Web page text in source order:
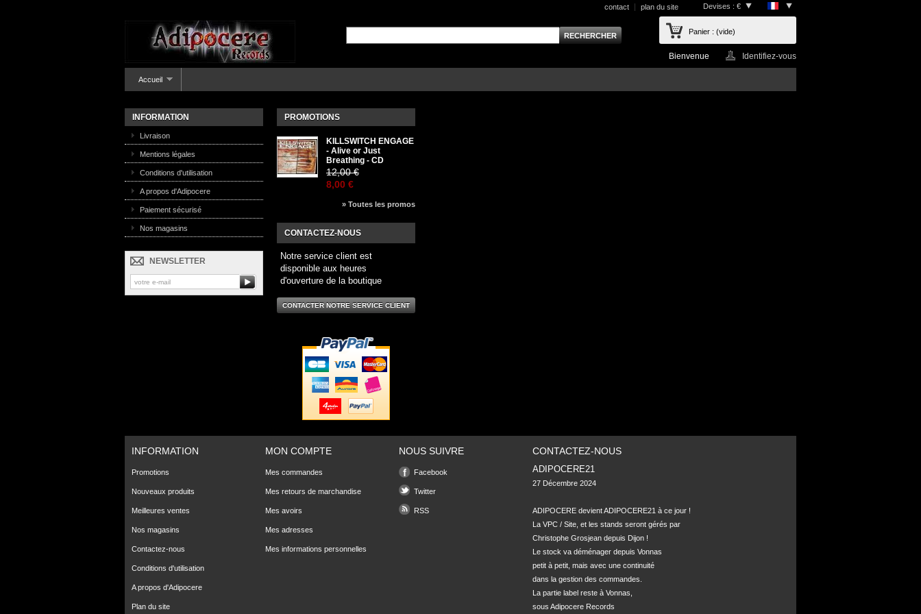
Devises : €
contact plan du site
Panier : (vide)
Bienvenue Identifiez-vous
Accueil
INFORMATION
Livraison
Mentions légales
Conditions d'utilisation
A propos d'Adipocere
Paiement sécurisé
Nos magasins
NEWSLETTER
PROMOTIONS
KILLSWITCH ENGAGE
- Alive or Just
Breathing - CD
12,00 €
8,00 €
» Toutes les promos
CONTACTEZ-NOUS
Notre service client est
disponible aux heures
d'ouverture de la boutique
CONTACTER NOTRE SERVICE CLIENT
INFORMATION
Promotions
Nouveaux produits
Meilleures ventes
Nos magasins
Contactez-nous
Conditions d'utilisation
A propos d'Adipocere
Plan du site
MON COMPTE
Mes commandes
Mes retours de marchandise
Mes avoirs
Mes adresses
Mes informations personnelles
NOUS SUIVRE
Facebook
Twitter
RSS
CONTACTEZ-NOUS
ADIPOCERE21
27 Décembre 2024
ADIPOCERE devient ADIPOCERE21 à ce jour !
La VPC / Site, et les stands seront gérés par
Christophe Grosjean depuis Dijon !
Le stock va déménager depuis Vonnas
petit à petit, mais avec une continuité
dans la gestion des commandes.
La partie label reste à Vonnas,
sous Adipocere Records